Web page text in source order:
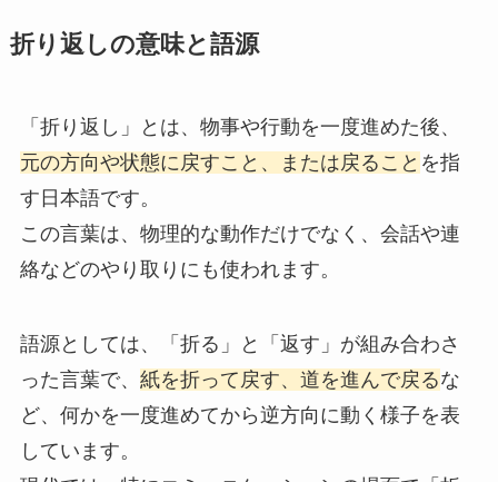
折り返しの意味と語源
「折り返し」とは、物事や行動を一度進めた後、
元の方向や状態に戻すこと、または戻ること を指
す日本語です。
この言葉は、物理的な動作だけでなく、会話や連
絡などのやり取りにも使われます。
語源としては、「折る」と「返す」が組み合わさ
った言葉で、 紙を折って戻す、道を進んで戻るな
ど、何かを一度進めてから逆方向に動く様子を表
しています。